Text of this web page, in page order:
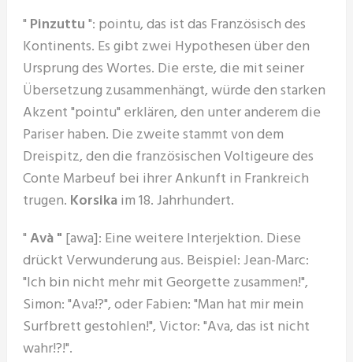
" Pinzuttu": pointu, das ist das Französisch des
Kontinents. Es gibt zwei Hypothesen über den
Ursprung des Wortes. Die erste, die mit seiner
Übersetzung zusammenhängt, würde den starken
Akzent "pointu" erklären, den unter anderem die
Pariser haben. Die zweite stammt von dem
Dreispitz, den die französischen Voltigeure des
Conte Marbeuf bei ihrer Ankunft in Frankreich
trugen. Korsikaim 18. Jahrhundert.
"Avà " [awa]: Eine weitere Interjektion. Diese
drückt Verwunderung aus. Beispiel: Jean-Marc:
"Ich bin nicht mehr mit Georgette zusammen!",
Simon: "Ava!?", oder Fabien: "Man hat mir mein
Surfbrett gestohlen!", Victor: "Ava, das ist nicht
wahr!?!".